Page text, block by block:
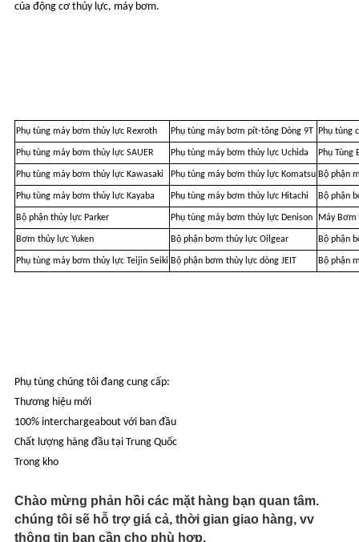
của động cơ thủy lực, máy bơm.
Phụ tùng máy bơm thủy lực Rexroth Phụ tùng máy bơm pít-tông Dòng 9T Phụ tùng
Phụ tùng máy bơm thủy lực SAUER Phụ tùng máy bơm thủy lực Uchida Phụ Tùng
Phụ tùng máy bơm thủy lực Kawasaki Phụ tùng máy bơm thủy lực Komatsu Bộ phận
Phụ tùng máy bơm thủy lực Kayaba Phụ tùng máy bơm thủy lực Hitachi Bộ phận
Bộ phận thủy lực Parker Phụ tùng máy bơm thủy lực Denison Máy Bơm
Bơm thủy lực Yuken Bộ phận bơm thủy lực Oilgear Bộ phận
Phụ tùng máy bơm thủy lực Teijin Seiki Bộ phận bơm thủy lực dòng JEIT Bộ phận
Phụ tùng chúng tôi đang cung cấp:
Thương hiệu mới
100% interchargeabout với ban đầu
Chất lượng hàng đầu tại Trung Quốc
Trong kho
Chào mừng phản hồi các mặt hàng bạn quan tâm.
chúng tôi sẽ hỗ trợ giá cả, thời gian giao hàng, vv
thông tin bạn cần cho phù hợp.